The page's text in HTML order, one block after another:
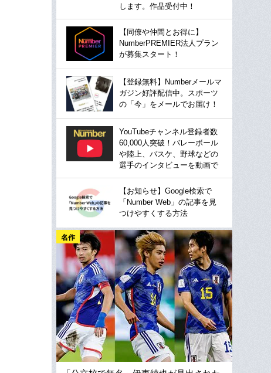
します。作品受付中！
【同僚や仲間とお得に】
NumberPREMIER法人プラン
が募集スタート！
【登録無料】Numberメールマ
ガジン好評配信中。スポーツ
の「今」をメールでお届け！
YouTubeチャンネル登録者数
60,000人突破！バレーボール
や陸上、バスケ、野球などの
選手のインタビューを動画で
【お知らせ】Google検索で
「Number Web」の記事を見
つけやすくする方法
名作